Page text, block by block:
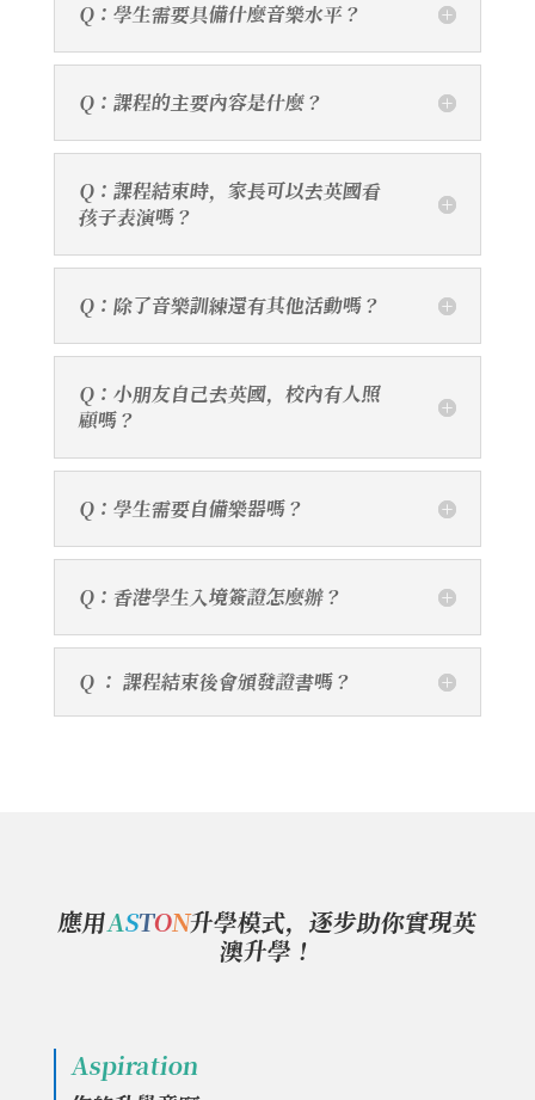
Q：學生需要具備什麼音樂水平？
Q：課程的主要內容是什麼？
Q：課程結束時，家長可以去英國看
孩子表演嗎？
Q：除了音樂訓練還有其他活動嗎？
Q：小朋友自己去英國，校內有人照
顧嗎？
Q：學生需要自備樂器嗎？
Q：香港學生入境簽證怎麼辦？
Q ： 課程結束後會頒發證書嗎？
應用ASTON升學模式，逐步助你實現英
澳升學！
Aspiration